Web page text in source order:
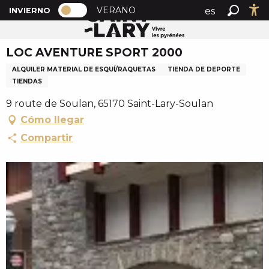
A
l
e
r
a
c
o
n
e
u
p
r
n
PAGE D’ACCUEIL ACTUELLE HIVER : PASSER EN
INVIERNO PAGE D’ACCUEIL ACTUELLE HIVER :
VERANO
es
Buscar
Inicio LOC AVENTURE SPORT 2000
LOC AVENTURE SPORT 2000
ALQUILER MATERIAL DE ESQUÍ/RAQUETAS
TIENDA DE DEPORTE
TIENDAS
9 route de Soulan, 65170 Saint-Lary-Soulan
Cómo llegar
Compartir